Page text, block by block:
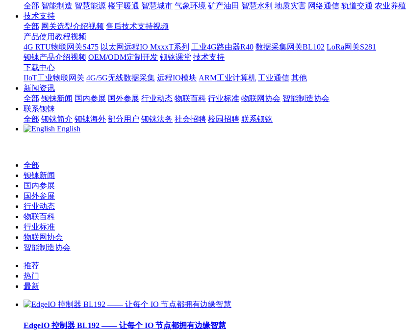
全部 智能制造 智慧能源 楼宇暖通 智慧城市 气象环境 矿产油田 智慧水利 地质灾害 网络通信 轨道交通 农业养殖
技术支持
全部 网关选型介绍视频 售后技术支持视频
产品使用教程视频
4G RTU物联网关S475 以太网远程IO MxxxT系列 工业4G路由器R40 数据采集网关BL102 LoRa网关S281
钡铼产品介绍视频 OEM/ODM定制开发 钡铼课堂 技术支持
下载中心
IIoT工业物联网关 4G/5G无线数据采集 远程IO模块 ARM工业计算机 工业通信 其他
新闻资讯
全部 钡铼新闻 国内参展 国外参展 行业动态 物联百科 行业标准 物联网协会 智能制造协会
联系钡铼
全部 钡铼简介 钡铼海外 部分用户 钡铼法务 社会招聘 校园招聘 联系钡铼
English
全部
钡铼新闻
国内参展
国外参展
行业动态
物联百科
行业标准
物联网协会
智能制造协会
推荐
热门
最新
EdgeIO 控制器 BL192 —— 让每个 IO 节点都拥有边缘智慧